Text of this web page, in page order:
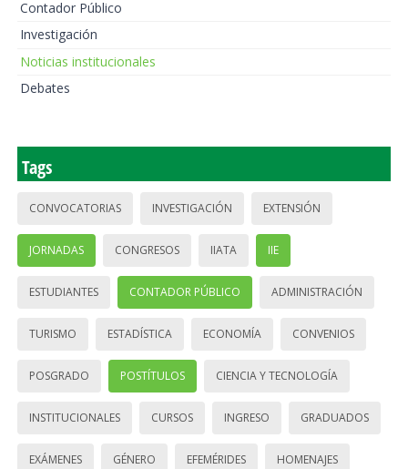
Contador Público
Investigación
Noticias institucionales
Debates
Tags
CONVOCATORIAS INVESTIGACIÓN EXTENSIÓN
JORNADAS CONGRESOS IIATA IIE
ESTUDIANTES CONTADOR PÚBLICO ADMINISTRACIÓN
TURISMO ESTADÍSTICA ECONOMÍA CONVENIOS
POSGRADO POSTÍTULOS CIENCIA Y TECNOLOGÍA
INSTITUCIONALES CURSOS INGRESO GRADUADOS
EXÁMENES GÉNERO EFEMÉRIDES HOMENAJES